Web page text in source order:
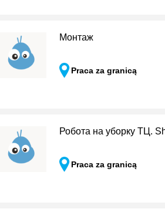
Монтаж
Praca za granicą
Робота на уборку ТЦ.
Praca za granicą